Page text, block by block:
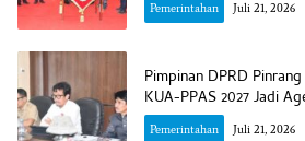
Pemerintahan Juli 21, 2026
Pimpinan DPRD
KUA-PPAS 2027 Jadi
Pemerintahan Juli 21, 2026